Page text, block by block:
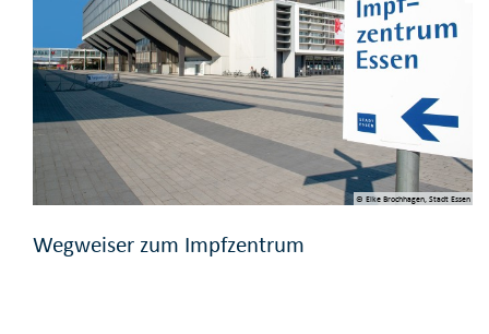
© Elke Brochhagen, Stadt Essen
Wegweiser zum Impfzentrum